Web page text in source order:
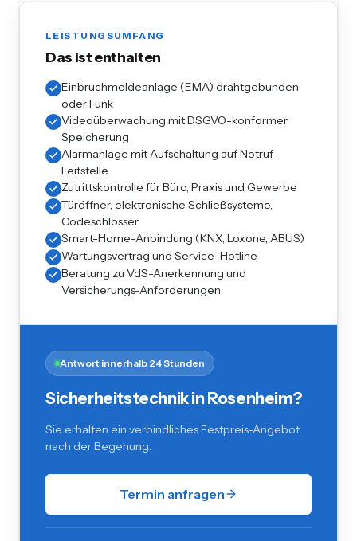
LEISTUNGSUMFANG
Das ist enthalten
Einbruchmeldeanlage (EMA) drahtgebunden
oder Funk
Videoüberwachung mit DSGVO-konformer
Speicherung
Alarmanlage mit Aufschaltung auf Notruf-
Leitstelle
Zutrittskontrolle für Büro, Praxis und Gewerbe
Türöffner, elektronische Schließsysteme,
Codeschlösser
Smart-Home-Anbindung (KNX, Loxone, ABUS)
Wartungsvertrag und Service-Hotline
Beratung zu VdS-Anerkennung und
Versicherungs-Anforderungen
Antwort innerhalb 24 Stunden
Sicherheitstechnik in Rosenheim?
Sie erhalten ein verbindliches Festpreis-Angebot
nach der Begehung.
Termin anfragen